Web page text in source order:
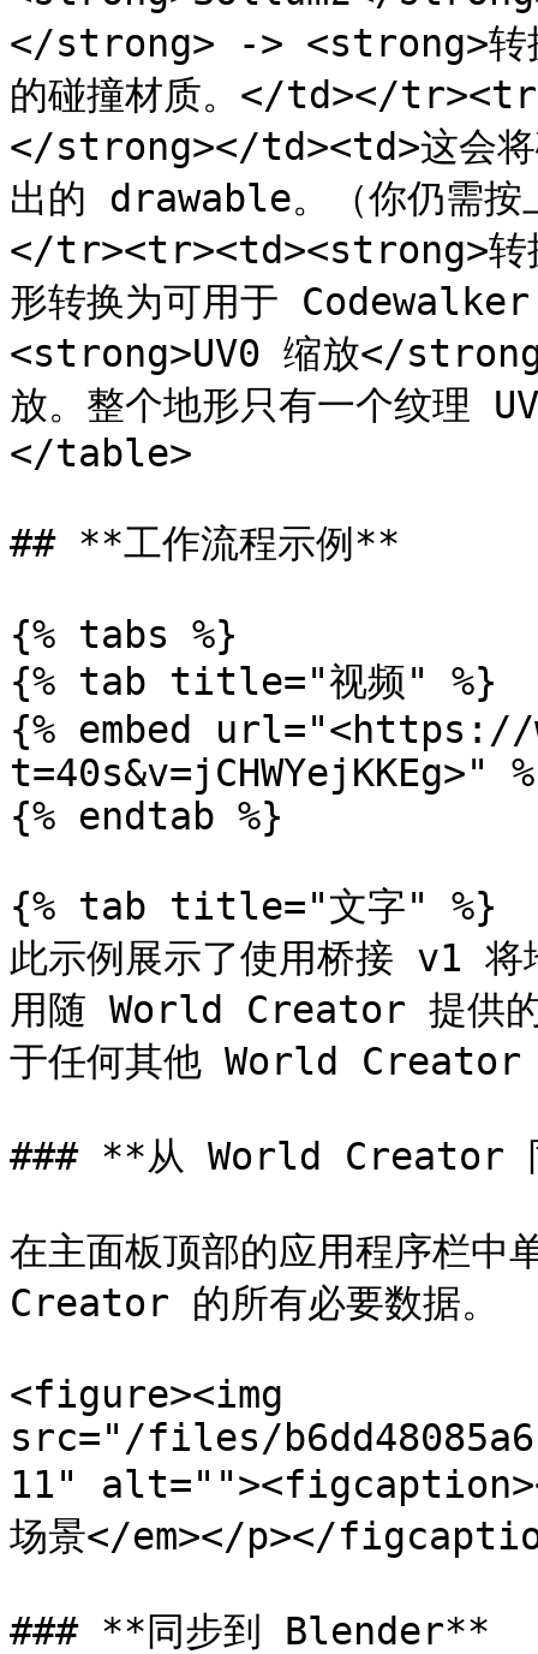
</strong> -> <strong>转
的碰撞材质。</td></
</strong></td><td>这会将
出的 drawable。（你仍需按
</tr><tr><td><strong>转
形转换为可用于
<strong>UV0 缩放</
放。整个地形只有一个纹
</table>
## **工作流程示例**
{% tabs %}
{% tab title="视频" %}
{% embed url="<https://
t=40s&v=jCHWYejKKEg>"
{% endtab %}
{% tab title="文字" %}
此示例展示了使用桥接 v1
用随 World Creator 提供的
于任何其他 World Creator
### **从 World Creator
在主面板顶部的应用程序栏
Creator 的所有必要数据。
<figure><img
src="/files/
11"
场景</em></p></
### **同步到 Blender**